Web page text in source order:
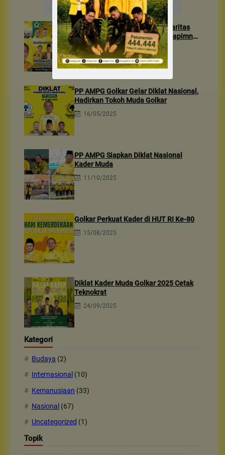
24 Tahun AMPG, Perkuat Solidaritas
Generasi Muda Golkar Lewat Rapimnas
2026 & Aksi Sosial 10rb Dhuafa
22/01/2026
PP AMPG Golkar Gelar Diklat Nasional,
Hadirkan Tokoh Muda Golkar
16/05/2025
PP AMPG Siapkan Diklat Nasional
Kader Muda
11/10/2025
Golkar Perkuat Kader di HUT RI Ke-80
15/08/2025
Diklat Kader Muda Golkar 2025 Cetak
Teknokrat
24/09/2025
Kategori
Budaya (2)
Internasional (10)
Kemanusiaan (33)
Nasional (67)
Uncategorized (1)
Topik